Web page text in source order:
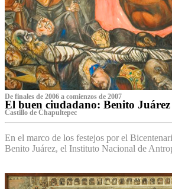
De finales de 2006 a comienzos de 2007
El buen ciudadano: Benito Juárez
Castillo de Chapultepec
En el marco de los festejos por el
Benito Juárez, el Instituto Nacional de